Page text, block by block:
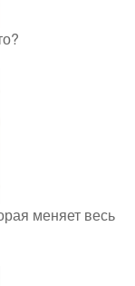
меняет весь